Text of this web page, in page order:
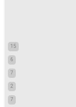
15
6
7
2
7